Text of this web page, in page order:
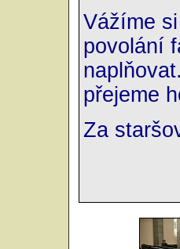
Vážíme
povolání
přejeme
Za